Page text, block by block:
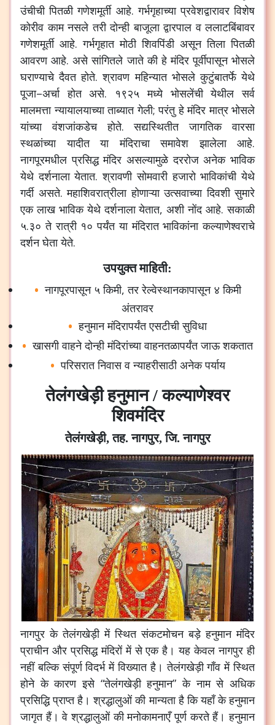
उंचीची पितळी गणेशमूर्ती आहे.गर्भगृहाच्या प्रवेशद्वारावर विशेष
कोरीव काम नसले तरी दोन्ही बाजूला द्वारपाल व ललाटबिंबावर
गणेशमूर्ती आहे.गर्भगृहात मोठी शिवपिंडी असून तिला पितळी
आवरण आहे.असे सांगितले जाते की हे मंदिर पूर्वीपासून भोसले
घराण्याचे दैवत होते.श्रावण महिन्यात भोसले कुटुंबातर्फे येथे
पूजा–अर्चा होत असे. १९२५ मध्ये भोसलेंची येथील सर्व
मालमत्ता न्यायालयाच्या ताब्यात गेली;परंतु हे मंदिर मात्र भोसले
यांच्या
वंशजांकडेच होते.सद्यस्थितीत जागतिक
वारसा
स्थळांच्या
यादीत या मंदिराचा समावेश झालेला आहे.
नागपूरमधील प्रसिद्ध मंदिर असल्यामुळे दररोज अनेक भाविक
येथे दर्शनाला येतात.श्रावणी सोमवारी हजारो भाविकांची येथे
गर्दी असते.महाशिवरात्रीला होणाऱ्या उत्सवाच्या दिवशी सुमारे
एक लाख भाविक येथे दर्शनाला येतात,अशी नोंद आहे.सकाळी
५.३० ते रात्री १० पर्यंत या मंदिरात भाविकांना कल्याणेश्वराचे
दर्शन घेता येते.
उपयुक्त माहिती:
नागपूरपासून ५ किमी,तर रेल्वेस्थानकापासून ४ किमी
अंतरावर
हनुमान मंदिरापर्यंत एसटीची सुविधा
खासगी वाहने दोन्ही मंदिरांच्या वाहनतळापर्यंत जाऊ शकतात
परिसरात निवास व न्याहरीसाठी अनेक पर्याय
तेलंगखेड़ी हनुमान / कल्याणेश्वर
शिवमंदिर
तेलंगखेड़ी, तह. नागपुर, जि. नागपुर
नागपुर के तेलंगखेड़ी में स्थित संकटमोचन बड़े हनुमान मंदिर
प्राचीन और प्रसिद्ध मंदिरों में से एक है। यह केवल नागपुर ही
नहीं बल्कि संपूर्ण विदर्भ में विख्यात है। तेलंगखेड़ी गाँव में स्थित
होने के कारण इसे “तेलंगखेड़ी हनुमान” के नाम से अधिक
प्रसिद्धि प्राप्त है। श्रद्धालुओं की मान्यता है कि यहाँ के हनुमान
जागृत हैं। वे श्रद्धालुओं की मनोकामनाएँ पूर्ण करते हैं। हनुमान